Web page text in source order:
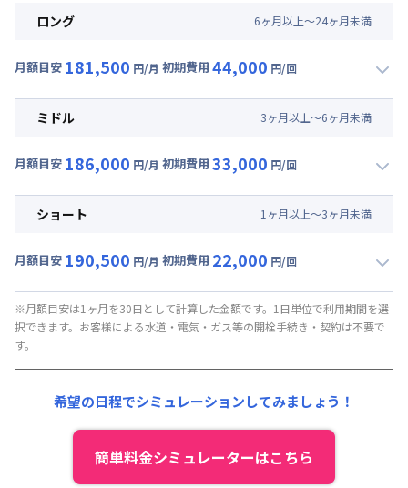
ロング 6ヶ月以上～24ヶ月未満
月額目安 181,500 円/月 初期費用 44,000 円/回
月額賃料目安(30日利用)
光熱費他 : 0円/月 (0円/日) ※賃料に含める
その他費用 :
初期費用
ミドル 3ヶ月以上～6ヶ月未満
月額目安 186,000 円/月 初期費用 33,000 円/回
月額賃料目安(30日利用)
光熱費他 : 0円/月 (0円/日) ※賃料に含める
その他費用 :
管理費: 37,500円/月 (1,250円/日)
初期費用
ショート 1 ヶ月以上～3ヶ月未満
月額目安 190,500 円/月 初期費用 22,000 円/回
月額賃料目安(30日利用)
賃料 : 153,000円/月 (5,100円/日)
光熱費他 :
その他費用 :
37,500円/月 (1,250円/日)
契約事務手数料 : 5,000円/回 (税抜)
※月額目安は1ヶ月を30日として計算した金額です。1日単位で利用期間を選
択できます。お客様による水道・電気・ガス等の開栓手続き・契約は不要で
す。
希望の日程でシミュレーションしてみましょう！
簡単料金シミュレーターはこちら